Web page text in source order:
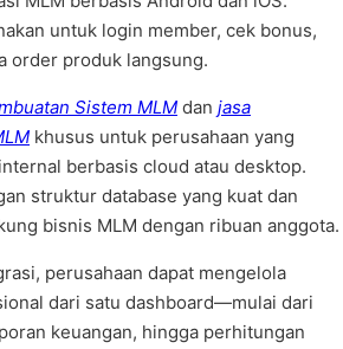
untuk login member, cek bonus,
order produk langsung.
Sistem MLM dan jasa
khusus untuk perusahaan yang
berbasis cloud atau desktop.
struktur database yang kuat dan
bisnis MLM dengan ribuan anggota.
perusahaan dapat mengelola
dari satu dashboard—mulai dari
keuangan, hingga perhitungan